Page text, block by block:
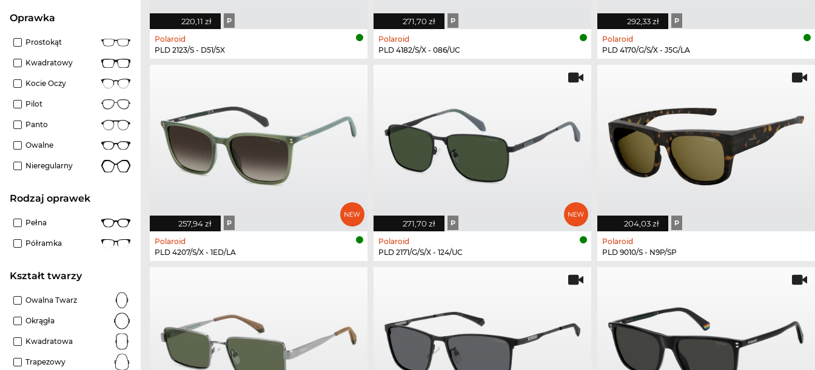
oprawka
Prostokąt
Kwadratowy
Kocie Oczy
Pilot
Panto
Owalne
Nieregularny
rodzaj oprawek
Pełna
Półramka
kształt twarzy
Owalna Twarz
Okrągła
Kwadratowa
Trapezowy
220,11 zł P
Polaroid
PLD 2123/S - D51/5X
271,70 zł P
Polaroid
PLD 4182/S/X - 086/UC
292,33 zł P
Polaroid
PLD 4170/G/S/X - J5G/LA
257,94 zł P
Polaroid
PLD 4207/S/X - 1ED/LA
271,70 zł P
Polaroid
PLD 2171/G/S/X - 124/UC
204,03 zł P
Polaroid
PLD 9010/S - N9P/SP